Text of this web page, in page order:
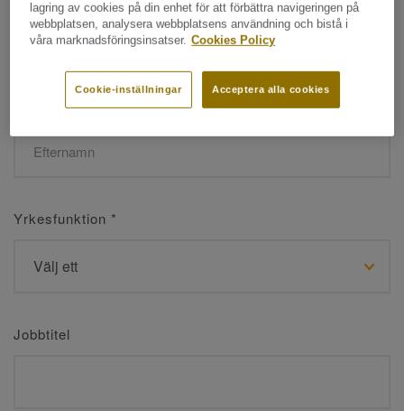
Efternamn*
Yrkesfunktion *
Jobbtitel
lagring av cookies på din enhet för att förbättra navigeringen på
webbplatsen, analysera webbplatsens användning och bistå i
våra marknadsföringsinsatser. Cookies Policy
Acceptera alla cookies
Cookie-inställningar